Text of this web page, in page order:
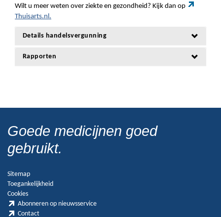
Wilt u meer weten over ziekte en gezondheid? Kijk dan op
Thuisarts.nl.
Details handelsvergunning
Rapporten
Goede medicijnen goed
gebruikt.
Sitemap
Toegankelijkheid
Cookies
Abonneren op nieuwsservice
Contact